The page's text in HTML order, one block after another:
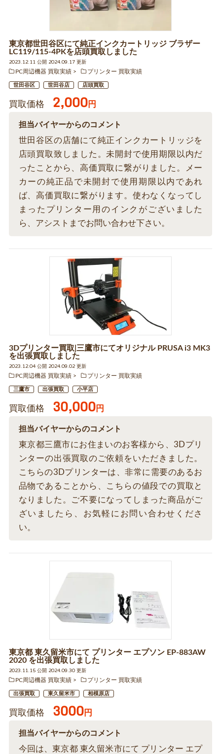
東京都世田谷区にて純正インクカートリッジ ブラザー
LC119/115-4PKを店頭買取しました
2023.12.11 公開 2024.09.17 更新
PC周辺機器 買取実績
プリンター 買取実績
世田谷区 世田谷店 店頭買取
買取価格 2,000円
担当バイヤーからのコメント
世田谷区の店舗にて純正インクカートリッジを
店頭買取致しました。未開封で使用期限以内だ
ったことから、高価買取に繋がりました。メー
カーの純正品で未開封で使用期限以内であれ
ば、高価買取に繋がります。使わなくなってし
まったプリンター用のインクがございました
ら、アシストまでお問い合わせ下さい。
3Dプリンター買取|三鷹市にてオリジナル PRUSA i3 MK3
を出張買取しました
2023.12.04 公開 2024.09.02 更新
PC周辺機器 買取実績
プリンター 買取実績
三鷹市 出張買取 小平店
買取価格 30,000円
担当バイヤーからのコメント
東京都三鷹市にお住まいのお客様から、3Dプリ
ンターの出張買取のご依頼をいただきました。
こちらの3Dプリンターは、非常に需要のあるお
品物であることから、こちらの値段での買取と
なりました。ご不要になってしまった商品がご
ざいましたら、お気軽にお問い合わせくださ
い。
東京都 東久留米市にて プリンター エプソン EP-883AW
2020 を出張買取しました
2023.11.15 公開 2024.09.30 更新
PC周辺機器 買取実績
プリンター 買取実績
出張買取 東久留米市 相模原店
買取価格 3000円
担当バイヤーからのコメント
今回は、東京都 東久留米市にて プリンター エプ